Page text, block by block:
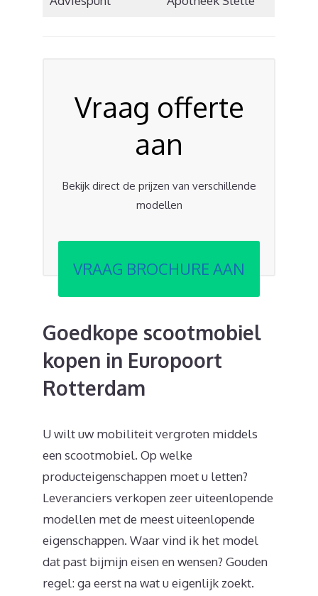
Vraag offerte
aan
Bekijk direct de prijzen van verschillende
modellen
VRAAG BROCHURE AAN
Goedkope scootmobiel
kopen in Europoort
Rotterdam
U wilt uw mobiliteit vergroten middels
een scootmobiel. Op welke
producteigenschappen moet u letten?
Leveranciers verkopen zeer uiteenlopende
modellen met de meest uiteenlopende
eigenschappen. Waar vind ik het model
dat past bijmijn eisen en wensen? Gouden
regel: ga eerst na wat u eigenlijk zoekt.